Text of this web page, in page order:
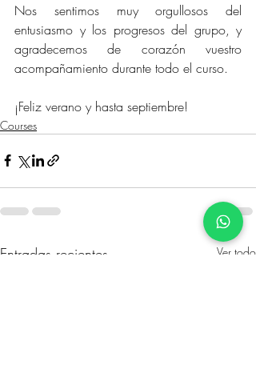
Nos sentimos muy orgullosos del
entusiasmo y los progresos del grupo, y
agradecemos de corazón vuestro
acompañamiento durante todo el curso.
¡Feliz verano y hasta septiembre!
Courses
Entradas recientes Ver todo